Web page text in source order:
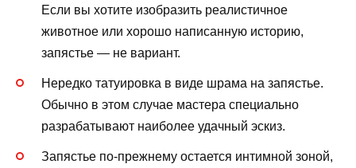
Если вы хотите изобразить реалистичное
животное или хорошо написанную историю,
запястье — не вариант.
Нередко татуировка в виде шрама на запястье.
Обычно в этом случае мастера специально
разрабатывают наиболее удачный эскиз.
Запястье по-прежнему остается интимной зоной,